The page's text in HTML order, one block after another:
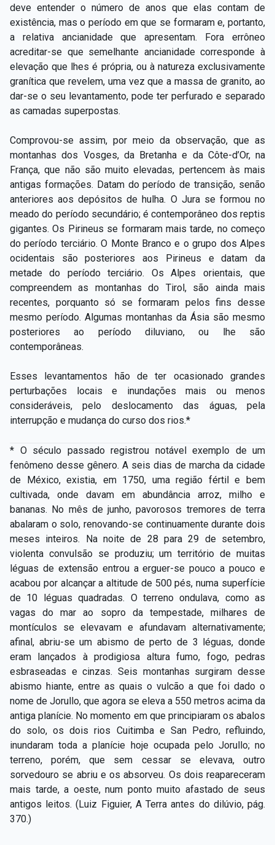
deve entender o número de anos que elas contam de
existência, mas o período em que se formaram e, portanto,
a relativa ancianidade que apresentam. Fora errôneo
acreditar-­se que semelhante ancianidade corresponde à
elevação que lhes é própria, ou à natureza exclusivamente
granítica que revelem, uma vez que a massa de granito, ao
dar-­se o seu levantamento, pode ter perfurado e separado
as camadas superpostas.
Comprovou­-se assim, por meio da observação, que as
montanhas dos Vosges, da Bretanha e da Côte-­d’Or, na
França, que não são muito elevadas, pertencem às mais
antigas formações. Datam do período de transição, senão
anteriores aos depósitos de hulha. O Jura se formou no
meado do período secundário; é contemporâneo dos reptis
gigantes. Os Pirineus se formaram mais tarde, no começo
do período terciário. O Monte Branco e o grupo dos Alpes
ocidentais são posteriores aos Pirineus e datam da
metade do período terciário. Os Alpes orientais, que
compreendem as montanhas do Tirol, são ainda mais
recentes, porquanto só se formaram pelos fins desse
mesmo período. Algumas montanhas da Ásia são mesmo
posteriores ao período diluviano, ou lhe são
contemporâneas.
Esses levantamentos hão de ter ocasionado grandes
perturbações locais e inundações mais ou menos
consideráveis, pelo deslocamento das águas, pela
interrupção e mudança do curso dos rios.*
* O século passado registrou notável exemplo de um
fenômeno desse gênero. A seis dias de marcha da cidade
de México, existia, em 1750, uma região fértil e bem
cultivada, onde davam em abundância arroz, milho e
bananas. No mês de junho, pavorosos tremores de terra
abalaram o solo, renovando-­se continuamente durante dois
meses inteiros. Na noite de 28 para 29 de setembro,
violenta convulsão se produziu; um território de muitas
léguas de extensão entrou a erguer­-se pouco a pouco e
acabou por alcançar a altitude de 500 pés, numa superfície
de 10 léguas quadradas. O terreno ondulava, como as
vagas do mar ao sopro da tempestade, milhares de
montículos se elevavam e afundavam alternativamente;
afinal, abriu­-se um abismo de perto de 3 léguas, donde
eram lançados à prodigiosa altura fumo, fogo, pedras
esbraseadas e cinzas. Seis montanhas surgiram desse
abismo hiante, entre as quais o vulcão a que foi dado o
nome de Jorullo, que agora se eleva a 550 metros acima da
antiga planície. No momento em que principiaram os abalos
do solo, os dois rios Cuitimba e San Pedro, refluindo,
inundaram toda a planície hoje ocupada pelo Jorullo; no
terreno, porém, que sem cessar se elevava, outro
sorvedouro se abriu e os absorveu. Os dois reapareceram
mais tarde, a oeste, num ponto muito afastado de seus
antigos leitos. (Luiz Figuier, A Terra antes do dilúvio, pág.
370.)